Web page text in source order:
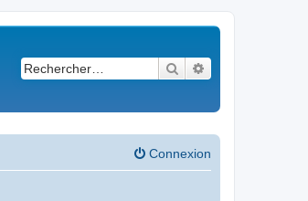
Rechercher
Connexion